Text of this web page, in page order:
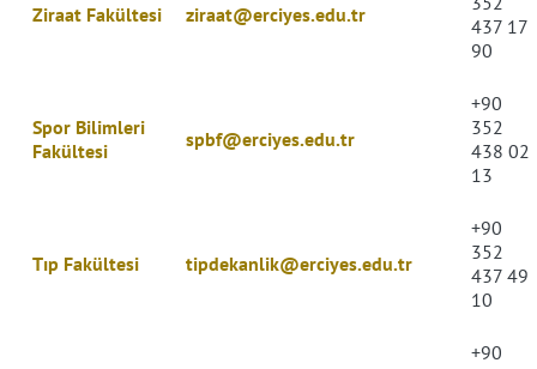
Ziraat Fakültesi ziraat@erciyes.edu.tr
437 17
90
Spor Bilimleri
Fakültesi
spbf@erciyes.edu.tr
+90
352
438 02
13
Tıp Fakültesi tipdekanlik@erciyes.edu.tr
+90
352
437 49
10
+90